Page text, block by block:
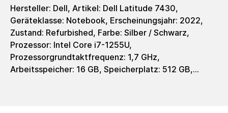
Hersteller: Dell, Artikel: Dell Latitude 7430,
Geräteklasse: Notebook, Erscheinungsjahr: 2022,
Zustand: Refurbished, Farbe: Silber / Schwarz,
Prozessor: Intel Core i7-1255U,
Prozessorgrundtaktfrequenz: 1,7 GHz,
Arbeitsspeicher: 16 GB, Speicherplatz: 512 GB,